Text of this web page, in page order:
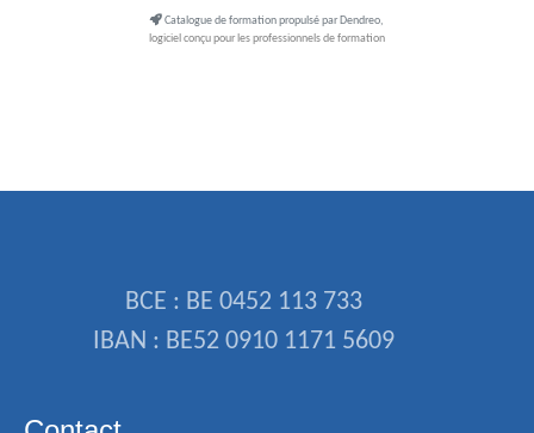
Catalogue de formation propulsé par Dendreo,
logiciel conçu pour les professionnels de formation
BCE : BE 0452 113 733
IBAN : BE52 0910 1171 5609